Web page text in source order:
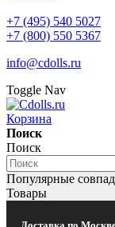
+7 (495) 540 5027
+7 (800) 550 5367
info@cdolls.ru
Toggle Nav
Корзина
Поиск
Поиск
Популярные
Товары